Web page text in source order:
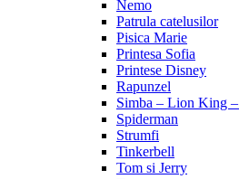
Nemo
Patrula catelusilor
Pisica Marie
Printesa Sofia
Printese Disney
Rapunzel
Simba – Lion King
Spiderman
Strumfi
Tinkerbell
Tom si Jerry